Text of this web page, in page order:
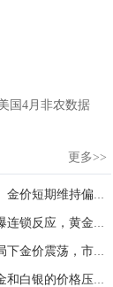
经号主页：
止损多少 老师
国4月非农数据
更多>>
张尧浠：地缘僵局技术偏弱、金价短期维持偏弱调...
金价暴跌背后：伊朗战争引爆连锁反应，黄金抄底...
黄金交易提醒：地缘政治僵局下金价震荡，市场等...
交易员们评估战争影响，黄金和白银的价格压力有...